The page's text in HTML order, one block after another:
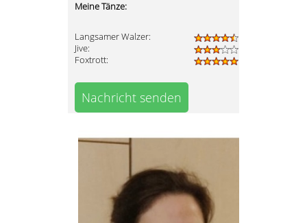
Meine Tänze:
Langsamer Walzer:
Jive:
Foxtrott:
Nachricht senden